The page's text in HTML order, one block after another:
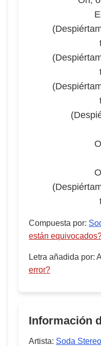
Compuesta por:
están
Letra añadida por:
error?
Información
Artista: Soda Stereo